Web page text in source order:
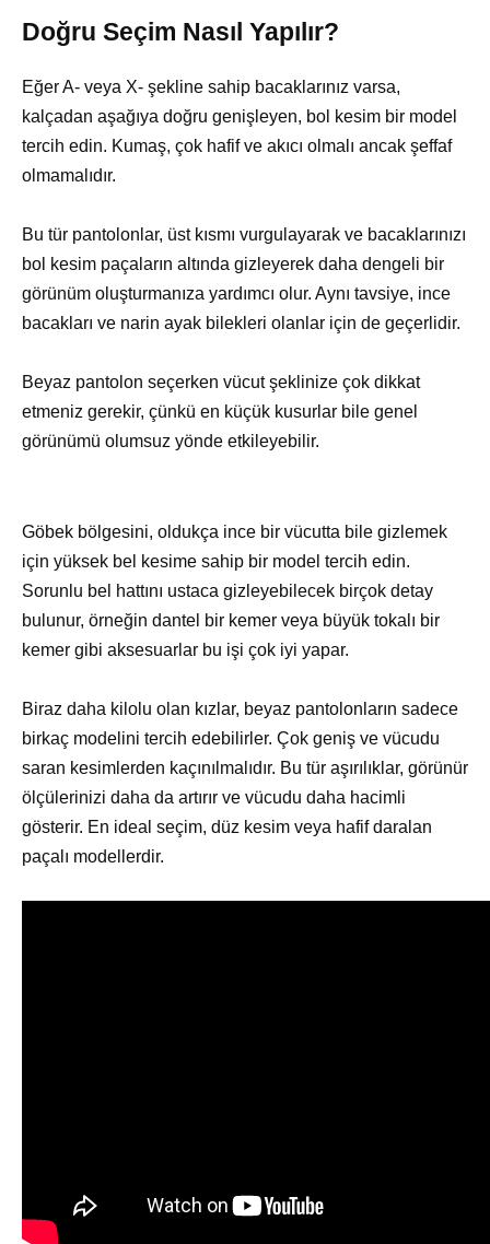
Doğru Seçim Nasıl Yapılır?
Eğer A- veya X- şekline sahip bacaklarınız varsa,
kalçadan aşağıya doğru genişleyen, bol kesim bir model
tercih edin. Kumaş, çok hafif ve akıcı olmalı ancak şeffaf
olmamalıdır.
Bu tür pantolonlar, üst kısmı vurgulayarak ve bacaklarınızı
bol kesim paçaların altında gizleyerek daha dengeli bir
görünüm oluşturmanıza yardımcı olur. Aynı tavsiye, ince
bacakları ve narin ayak bilekleri olanlar için de geçerlidir.
Beyaz pantolon seçerken vücut şeklinize çok dikkat
etmeniz gerekir, çünkü en küçük kusurlar bile genel
görünümü olumsuz yönde etkileyebilir.
Göbek bölgesini, oldukça ince bir vücutta bile gizlemek
için yüksek bel kesime sahip bir model tercih edin.
Sorunlu bel hattını ustaca gizleyebilecek birçok detay
bulunur, örneğin dantel bir kemer veya büyük tokalı bir
kemer gibi aksesuarlar bu işi çok iyi yapar.
Biraz daha kilolu olan kızlar, beyaz pantolonların sadece
birkaç modelini tercih edebilirler. Çok geniş ve vücudu
saran kesimlerden kaçınılmalıdır. Bu tür aşırılıklar, görünür
ölçülerinizi daha da artırır ve vücudu daha hacimli
gösterir. En ideal seçim, düz kesim veya hafif daralan
paçalı modellerdir.